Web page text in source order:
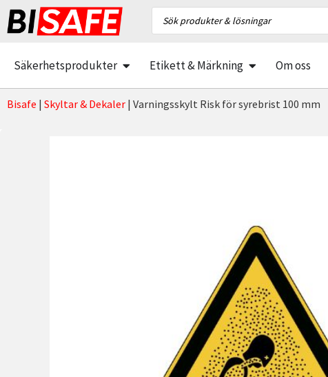
Säkerhetsprodukter Etikett & Märkning Om oss
Bisafe | Skyltar & Dekaler | Varningsskylt Risk för syrebrist 100 mm